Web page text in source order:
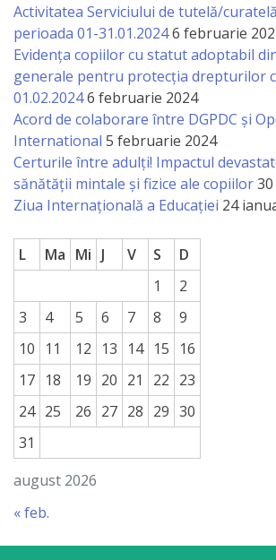
Activitatea Serviciului de tutelă/
perioada 01-31.01.20246 februarie
Evidența copiilor cu statut adoptabil
generale pentru protecția drepturilor
01.02.20246 februarie 2024
Acord de colaborare între DGPDC și
International 5 februarie 2024
Certurile între adulți! Impactul
sănătății mintale și fizice ale copiilor
Ziua Internațională a Educației 24
august 2026
L Ma Mi J V S
D
1
2
3
4 5 6 7 8
9
10
11 12 13 14 15
16
17 18 19 20 21 22 23
24 25 26 27 28 29 30
31
« feb.